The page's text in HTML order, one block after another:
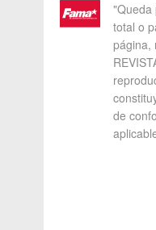
"Queda
total o
página,
de